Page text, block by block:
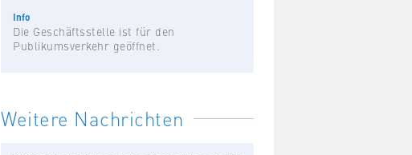
Info
Die Geschäftsstelle ist für den
Publikumsverkehr geöffnet.
Weitere Nachrichten